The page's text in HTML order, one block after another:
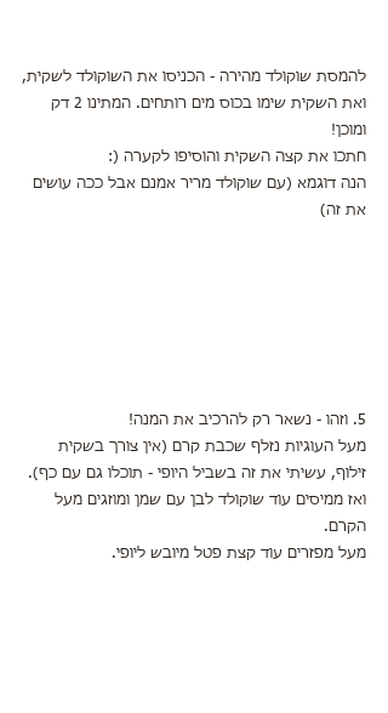
להמסת שוקולד מהירה - הכניסו את השוקולד לשקית,
ואת השקית שימו בכוס מים רותחים. המתינו 2 דק
ומוכן!
חתכו את קצה השקית והוסיפו לקערה (:
הנה דוגמא (עם שוקולד מריר אמנם אבל ככה עושים
את זה)
5. וזהו - נשאר רק להרכיב את המנה!
מעל העוגיות נזלף שכבת קרם (אין צורך בשקית
זילוף, עשיתי את זה בשביל היופי - תוכלו גם עם כף).
ואז ממיסים עוד שוקולד לבן עם שמן ומוזגים מעל
הקרם.
מעל מפזרים עוד קצת פטל מיובש ליופי.